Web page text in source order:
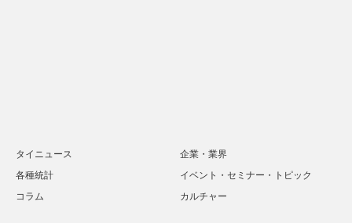
タイニュース
企業・業界
各種統計
イベント・セミナー・トピック
コラム
カルチャー